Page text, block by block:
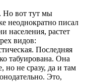
Но вот тут мы
неоднократно писал
населения, растет
видов:
Последняя
табуирована. Она
но не сразу, да и там
Это,